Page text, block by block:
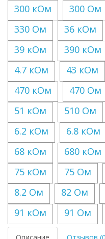
300 кОм
300 Ом
330 Ом
36 кОм
39 кОм
390 кОм
4.7 кОм
43 кОм
470 кОм
470 Ом
51 кОм
510 Ом
6.2 кОм
6.8 кОм
68 кОм
680 кОм
75 кОм
75 Ом
8.2 Ом
82 Ом
91 кОм
91 Ом